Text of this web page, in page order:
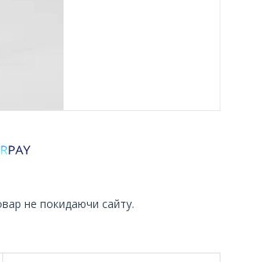
не покидаючи сайту.